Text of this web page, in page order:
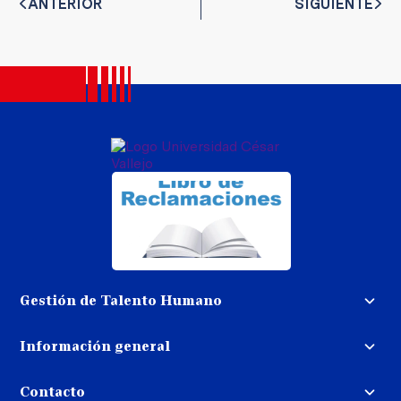
ANTERIOR SIGUIENTE
Gestión de Talento Humano
Trabaja con nosotros
Información general
dinero
Contacto